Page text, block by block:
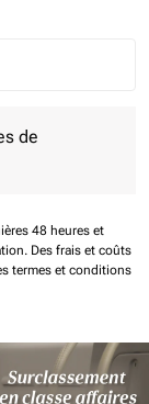
de
48 heures et
Des frais et coûts
termes et conditions